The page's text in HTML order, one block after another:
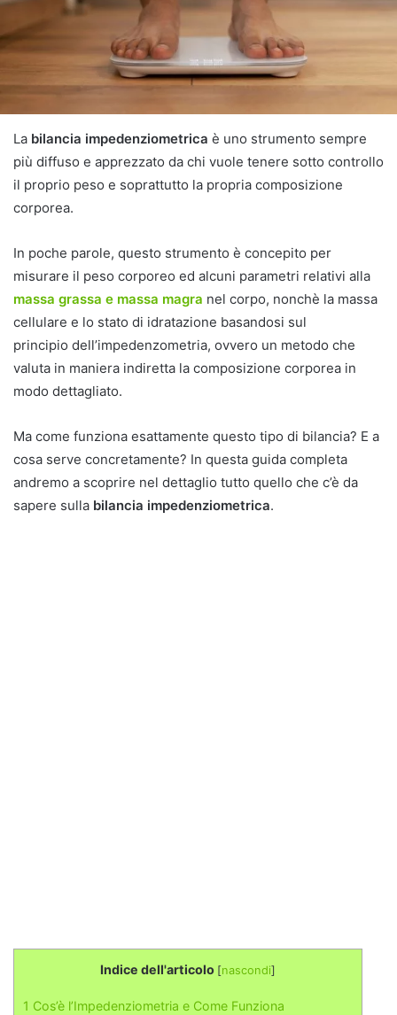
La bilancia impedenziometrica è uno strumento sempre
più diffuso e apprezzato da chi vuole tenere sotto controllo
il proprio peso e soprattutto la propria composizione
corporea.
In poche parole, questo strumento è concepito per
misurare il peso corporeo ed alcuni parametri relativi alla
massa grassa e massa magra nel corpo, nonchè la massa
cellulare e lo stato di idratazione basandosi sul
principio dell’impedenzometria, ovvero un metodo che
valuta in maniera indiretta la composizione corporea in
modo dettagliato.
Ma come funziona esattamente questo tipo di bilancia? E a
cosa serve concretamente? In questa guida completa
andremo a scoprire nel dettaglio tutto quello che c’è da
sapere sulla bilancia impedenziometrica.
Indice dell'articolo [nascondi]
1 Cos’è l’Impedenziometria e Come Funziona